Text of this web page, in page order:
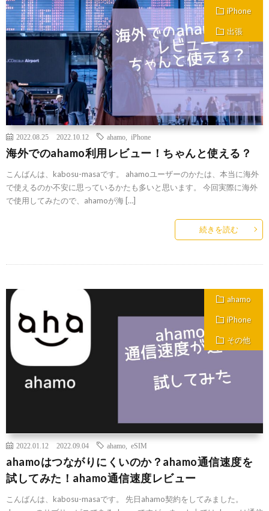
iPhone
出張
2022.08.25 2022.10.12 ahamo iPhone
海外でのahamo利用レビュー！ちゃんと使える？
こんばんは、kabosu-masaです。 ahamoユーザーのかたは、本当に海外
で使えるのか不安に思っているかたも多いと思います。 今回実際に海外
で使用してみたので、ahamoが海 […]
続きを読む
ahamo
iPhone
その他
2022.01.12 2022.09.04 ahamo eSIM
ahamoはつながりにくいのか？ahamo通信速度を
試してみた！ahamo通信速度レビュー
こんばんは、kabosu-masaです。 先日ahamo契約をしてみました。